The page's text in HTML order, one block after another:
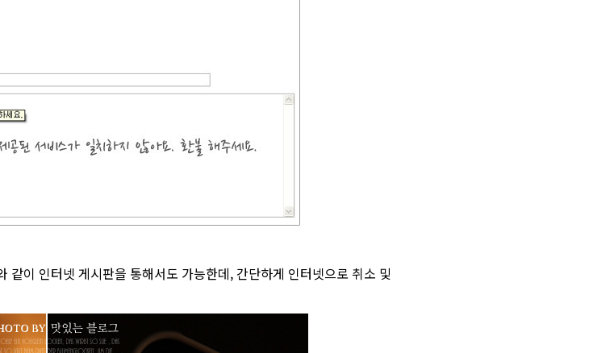
이 인터넷 게시판을 통해서도 가능한데, 간단하게 인터넷으로 취소 및